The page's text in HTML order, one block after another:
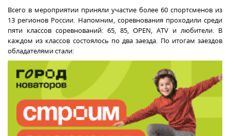
Всего в мероприятии приняли участие более 60 спортсменов из
13 регионов России. Напомним, соревнования проходили среди
пяти классов соревнований: 65, 85, OPEN, ATV и любители. В
каждом из классов состоялось по два заезда. По итогам заездов
обладателями стали: